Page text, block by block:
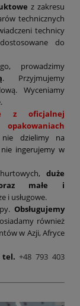
z zakresu
technicznych
technicy
do
prowadzimy
. Przyjmujemy
Wyceniamy
z oficjalnej
dzielimy na
ingerujemy w
duże
oraz małe i
i usługowe.
Obsługujemy
również
w Azji, Afryce
tel.+48 793 403